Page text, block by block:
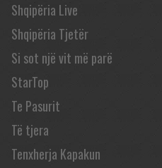
Shqipëria Live
Shqipëria Tjetër
Si sot një vit më parë
StarTop
Te Pasurit
Të tjera
Tenxherja Kapakun